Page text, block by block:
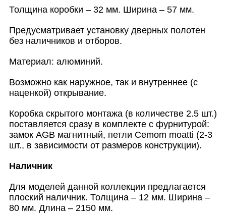
Толщина коробки – 32 мм. Ширина – 57 мм.
Предусматривает установку дверных полотен
без наличников и отборов.
Материал: алюминий.
Возможно как наружное, так и внутреннее (с
наценкой) открывание.
Коробка скрытого монтажа (в количестве 2.5 шт.)
поставляется сразу в комплекте с фурнитурой:
замок AGB магнитный, петли Cemom moatti (2-3
шт., в зависимости от размеров конструкции).
Наличник
Для моделей данной коллекции предлагается
плоский наличник. Толщина – 12 мм. Ширина –
80 мм. Длина – 2150 мм.